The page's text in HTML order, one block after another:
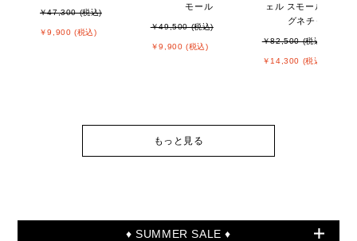
￥47,300 (税込)
￥9,900 (税込)
モール
￥49,500 (税込)
￥9,900 (税込)
ェル スモール - MKシ
グネチャー
￥82,500 (税込)
￥14,300 (税込)
もっと見る
♦ SUMMER SALE ♦